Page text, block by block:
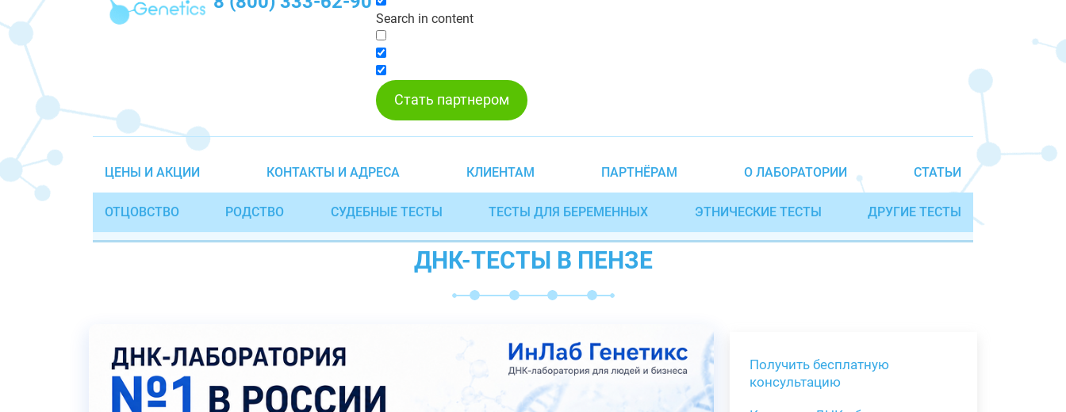
Search in content
Стать партнером
ЦЕНЫ И АКЦИИ КОНТАКТЫ И АДРЕСА КЛИЕНТАМ ПАРТНЁРАМ О ЛАБОРАТОРИИ СТАТЬИ
ОТЦОВСТВО РОДСТВО СУДЕБНЫЕ ТЕСТЫ ТЕСТЫ ДЛЯ БЕРЕМЕННЫХ ЭТНИЧЕСКИЕ ТЕСТЫ ДРУГИЕ ТЕСТЫ
ДНК-ТЕСТЫ В ПЕНЗЕ
Получить бесплатную
консультацию